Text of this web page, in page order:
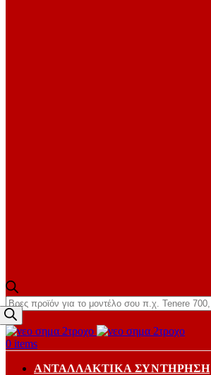
Products
search
0 items
ΑΝΤΑΛΛΑΚΤΙΚΆ ΣΥΝΤΉΡΗΣΗ